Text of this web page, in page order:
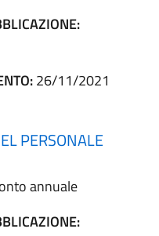
26/11/2021
PERSONALE
annuale